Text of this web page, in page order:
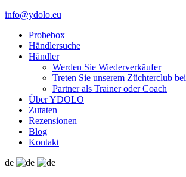
info@ydolo.eu
Probebox
Händlersuche
Händler
Werden Sie Wiederverkäufer
Treten Sie unserem Züchterclub bei
Partner als Trainer oder Coach
Über YDOLO
Zutaten
Rezensionen
Blog
Kontakt
de